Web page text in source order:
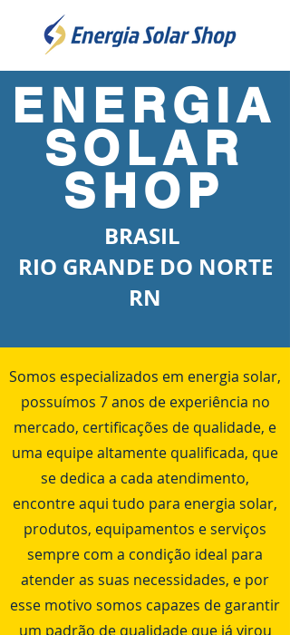
ENERGIA
SOLAR
SHOP
BRASIL
RIO GRANDE DO NORTE
RN
Somos especializados em energia solar,
possuímos 7 anos de experiência no
mercado, certificações de qualidade, e
uma equipe altamente qualificada, que
se dedica a cada atendimento,
encontre aqui tudo para energia solar,
produtos, equipamentos e serviços
sempre com a condição ideal para
atender as suas necessidades, e por
esse motivo somos capazes de garantir
um padrão de qualidade que já virou